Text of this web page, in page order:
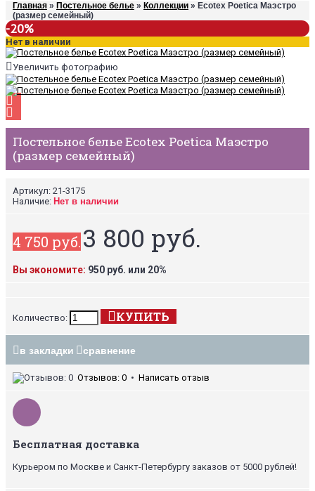
Главная » Постельное белье » Коллекции » Ecotex Poetica Маэстро
(размер семейный)
-20%
Нет в наличии
Увеличить фотографию
Постельное белье Ecotex Poetica Маэстро
(размер семейный)
Артикул: 21-3175
Наличие: Нет в наличии
4 750 руб.3 800 руб.
Вы экономите: 950 руб. или 20%
Количество: КУПИТЬ
в закладки сравнение
Отзывов: 0 • Написать отзыв
Бесплатная доставка
Курьером по Москве и Санкт-Петербургу заказов от 5000 рублей!